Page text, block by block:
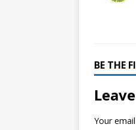
BE THE
Your